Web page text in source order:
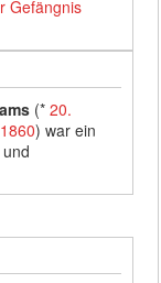
Gefängnis
(*20.
1860) war ein
und